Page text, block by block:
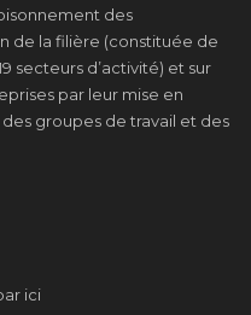
des
de la filière (constituée de
secteurs d’activité) et sur
par leur mise en
groupes de travail et des
ici